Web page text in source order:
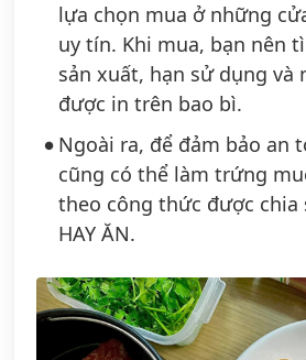
lựa chọn mua ở những
uy tín. Khi mua, bạn nên
sản xuất, hạn sử dụng và
được in trên bao bì.
Ngoài ra, để đảm bảo an
cũng có thể làm trứng
theo công thức được chia
HAY ĂN.